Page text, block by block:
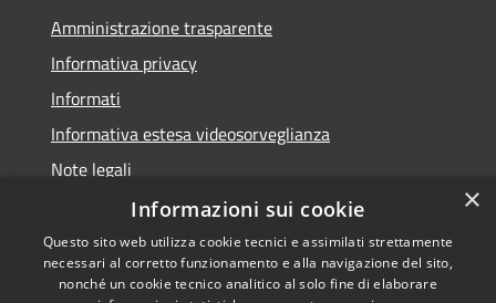
Amministrazione trasparente
Informativa privacy
Informati
Informativa estesa videosorveglianza
Note legali
Dichiarazione di accessibilità
×
Informazioni sui cookie
Questo sito web utilizza cookie tecnici e assimilati strettamente
necessari al corretto funzionamento e alla navigazione del sito,
nonché un cookie tecnico analitico al solo fine di elaborare